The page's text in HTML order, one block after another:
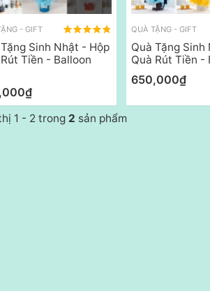
- GIFT
Sinh Nhật - Hộp
Tiền - Balloon
QUÀ TẶNG - GIFT
Quà Tặng
Quà Rút Tiền -
650,000₫
1 - 2 trong 2 sản phẩm